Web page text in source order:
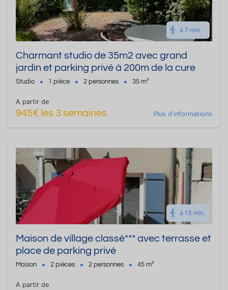
à 7 min.
Charmant studio de 35m2 avec grand
jardin et parking privé à 200m de la cure
Studio 1 pièce 2 personnes 35 m²
A partir de
945€ les 3 semaines Plus d'informations
à 13 min.
Maison de village classé*** avec terrasse et
place de parking privé
Maison 2 pièces 2 personnes 45 m²
A partir de